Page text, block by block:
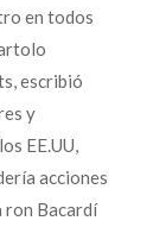
en todos
escribió
y
EE.UU,
acciones
ron Bacardí